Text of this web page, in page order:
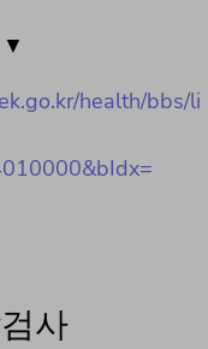
▼
health/bbs/li
사